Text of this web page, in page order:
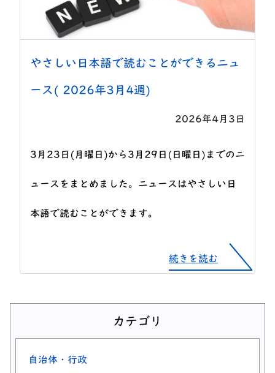
やさしい日本語で読むことができるニュ
ース( 2026年3月4週)
2026年4月3日
3月23日(月曜日)から3月29日(日曜日)までのニ
ュースをまとめました。ニュースはやさしい日
本語で読むことができます。
続きを読む
カテゴリ
自治体・行政